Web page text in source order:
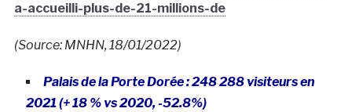
a-accueilli-plus-de-21-millions-de
(Source: MNHN, 18/01/2022)
Palais de la Porte Dorée : 248 288 visiteurs en
2021 (+ 18 % vs 2020, -52.8%)